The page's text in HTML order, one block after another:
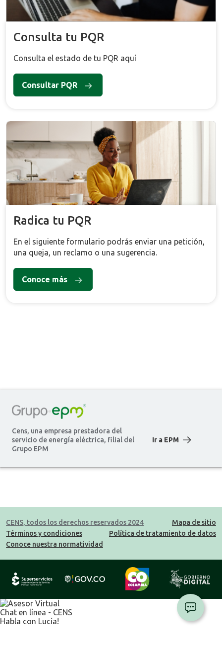
Consulta tu PQR
Consulta el estado de tu PQR aquí
Consultar PQR
Radica tu PQR
En el siguiente formulario podrás enviar una petición,
una queja, un reclamo o una sugerencia.
Conoce más
Cens, una empresa prestadora del
servicio de energía eléctrica, filial del
Grupo EPM
Ir a EPM
CENS, todos los derechos reservados 2024
Mapa de sitio
Términos y condiciones
Política de tratamiento de datos
Conoce nuestra normatividad
Chat en línea - CENS
Habla con Lucía!